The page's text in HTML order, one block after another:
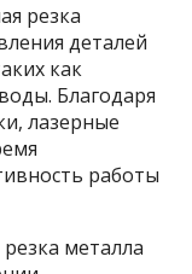
резка
деталей
как
Благодаря
лазерные
работы
металла